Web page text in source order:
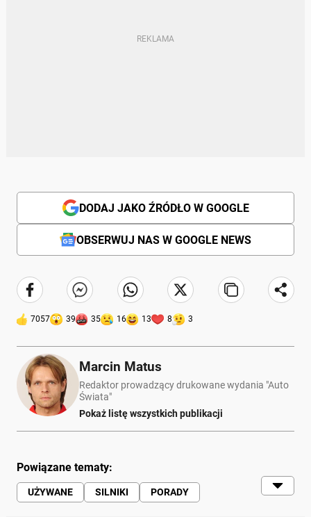
DODAJ JAKO ŹRÓDŁO W GOOGLE
OBSERWUJ NAS W GOOGLE NEWS
7057 39 35 16 13 8 3
Marcin Matus
Redaktor prowadzący drukowane wydania "Auto
Świata"
Pokaż listę wszystkich publikacji
Powiązane tematy:
UŻYWANE SILNIKI
PORADY